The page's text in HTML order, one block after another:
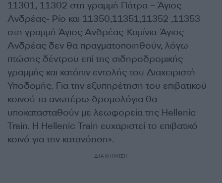
11301, 11302 στη γραμμή Πάτρα – Άγιος
Ανδρέας- Ρίο και 11350,11351,11352 ,11353
στη γραμμή Άγιος Ανδρέας-Καμίνια-Άγιος
Ανδρέας δεν θα πραγματοποιηθούν, λόγω
πτώσης δέντρου επί της σιδηροδρομικής
γραμμής και κατόπιν εντολής του Διαχειριστή
Υποδομής. Για την εξυπηρέτηση του επιβατικού
κοινού τα ανωτέρω δρομολόγια θα
υποκατασταθούν με λεωφορεία της Hellenic
Train. Η Hellenic Train ευχαριστεί το επιβατικό
κοινό για την κατανόηση».
ΔΙΑΦΗΜΙΣΗ